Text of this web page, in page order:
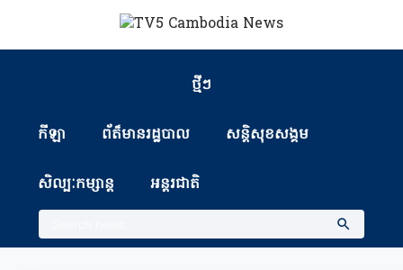
ថ្មីៗ
កីឡា ព័ត៏មានរដ្ឋបាល សន្តិសុខសង្គម
សិល្បៈកម្សាន្ត អន្តរជាតិ